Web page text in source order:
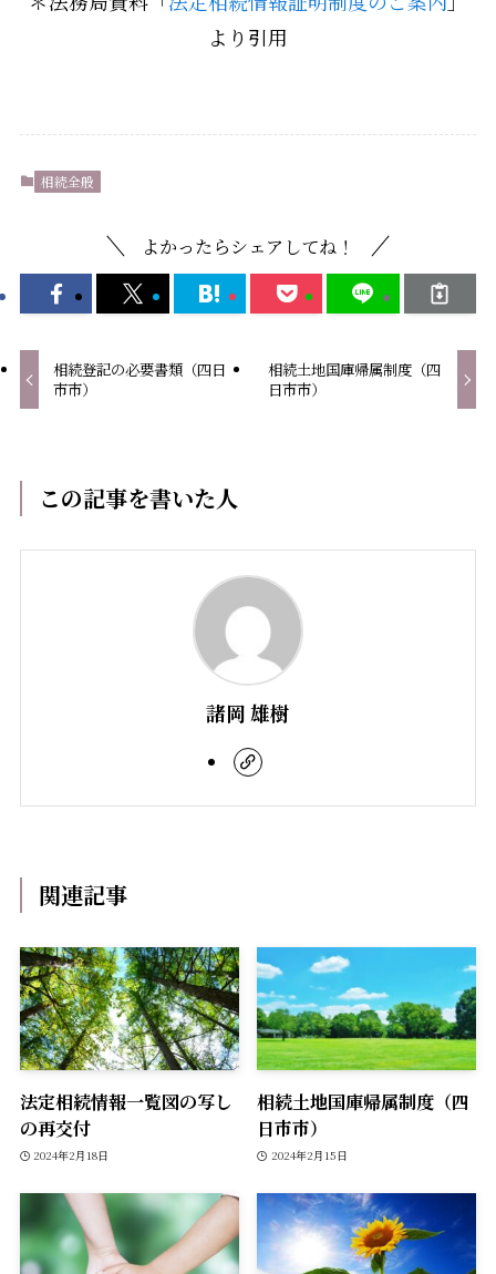
より引用
相続全般
よかったらシェアしてね！
相続登記の必要書類（四日
市市）
相続土地国庫帰属制度（四
日市市）
この記事を書いた人
諸岡 雄樹
関連記事
法定相続情報一覧図の写し
の再交付
2024年2月18日
相続土地国庫帰属制度（四
日市市）
2024年2月15日